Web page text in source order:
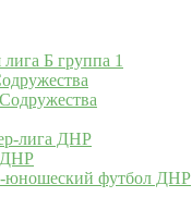
лига Б группа 1
лига ДНР
ДНР
юношеский футбол ДНР